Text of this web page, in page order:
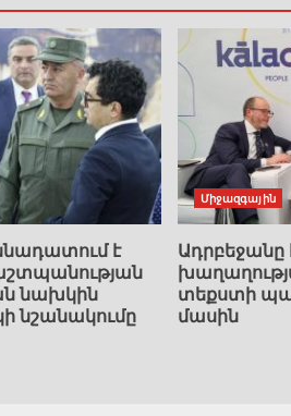
է
նախկին
նշանակումը
Միջազգային
Ադրբեջանը
տեքստի
մասին